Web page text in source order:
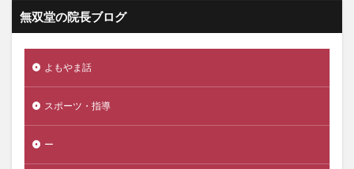
無双堂の院長ブログ
よもやま話
スポーツ・指導
ー